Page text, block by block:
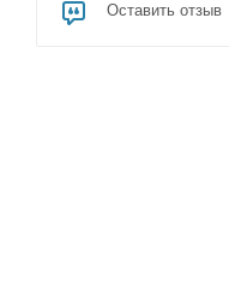
Оставить отзыв